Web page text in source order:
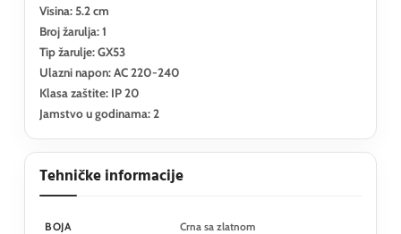
Visina: 5.2 cm
Broj žarulja: 1
Tip žarulje: GX53
Ulazni napon: AC 220-240
Klasa zaštite: IP 20
Jamstvo u godinama: 2
Tehničke informacije
BOJA Crna sa zlatnom